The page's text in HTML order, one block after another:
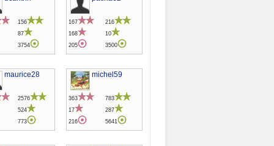
156
87
3754
167
168
205
216
10
3500
maurice28
2576
524
773
michel59
363
17
216
783
287
5641